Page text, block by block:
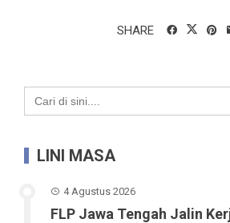
SHARE
Search
for:
LINI MASA
4 Agustus 2026
FLP Jawa Tengah Jalin